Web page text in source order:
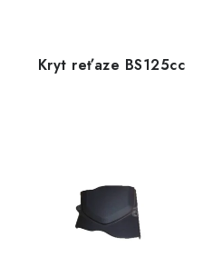
Kryt reťaze BS125cc